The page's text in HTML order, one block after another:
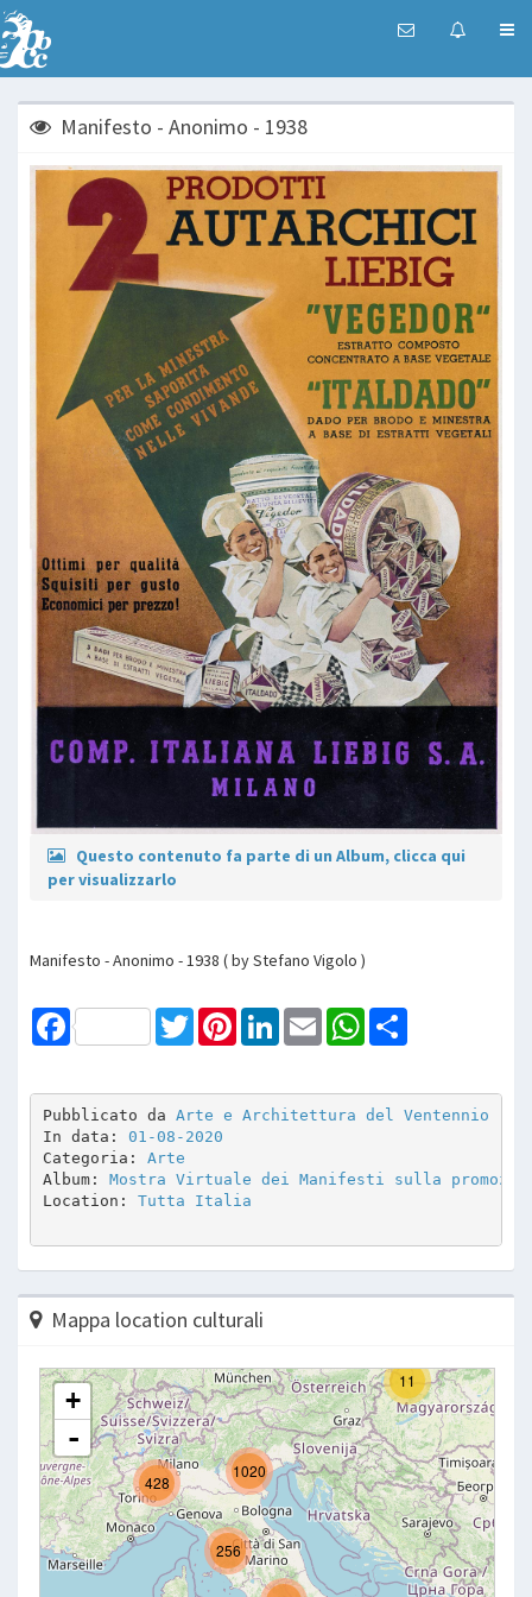
Manifesto - Anonimo - 1938
Questo contenuto fa parte di un Album, clicca qui
per visualizzarlo
Manifesto - Anonimo - 1938 ( by Stefano Vigolo )
Facebook TwitterPinterestLinkedInEmail WhatsApp
Pubblicato da Arte e Architettura del Ventennio
In data: 01-08-2020
Categoria: Arte
Album: Mostra Virtuale dei Manifesti sulla promozione
Location: Tutta Italia
Mappa location culturali